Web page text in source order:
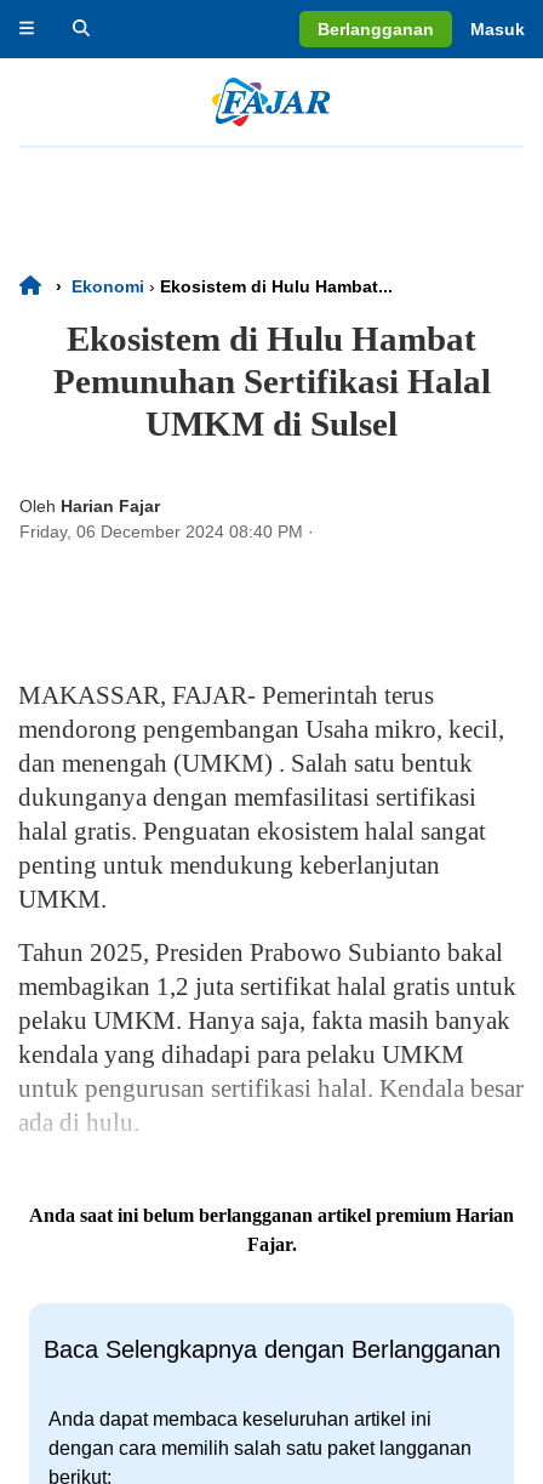
Berlangganan Masuk
› Ekonomi › Ekosistem di Hulu Hambat...
Ekosistem di Hulu Hambat
Pemunuhan Sertifikasi Halal
UMKM di Sulsel
Oleh Harian Fajar
Friday, 06 December 2024 08:40 PM ·
MAKASSAR, FAJAR- Pemerintah terus
mendorong pengembangan Usaha mikro, kecil,
dan menengah (UMKM) . Salah satu bentuk
dukunganya dengan memfasilitasi sertifikasi
halal gratis. Penguatan ekosistem halal sangat
penting untuk mendukung keberlanjutan
UMKM.
Tahun 2025, Presiden Prabowo Subianto bakal
membagikan 1,2 juta sertifikat halal gratis untuk
pelaku UMKM. Hanya saja, fakta masih banyak
kendala yang dihadapi para pelaku UMKM
untuk pengurusan sertifikasi halal. Kendala besar
ada di hulu.
Anda saat ini belum berlangganan artikel premium Harian
Fajar.
Baca Selengkapnya dengan Berlangganan
Anda dapat membaca keseluruhan artikel ini
dengan cara memilih salah satu paket langganan
berikut: